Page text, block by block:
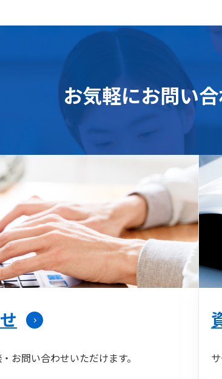
お気軽にお問い
お問い合わせいただけます。